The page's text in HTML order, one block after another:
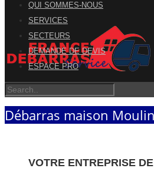
QUI SOMMES-NOUS
SERVICES
SECTEURS
DEMANDE DE DEVIS
ESPACE PRO
Débarras maison
VOTRE ENTREPRISE